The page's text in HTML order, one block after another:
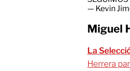
— Kevin
Miguel
La
Herrera